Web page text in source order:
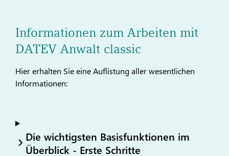
Informationen zum Arbeiten mit
DATEV Anwalt classic
Hier erhalten Sie eine Auflistung aller wesentlichen
Informationen:
Die wichtigsten Basisfunktionen im
Überblick - Erste Schritte